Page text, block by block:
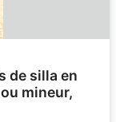
de silla en
mineur,